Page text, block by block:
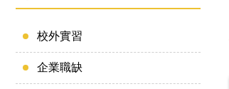
校外實習
企業職缺